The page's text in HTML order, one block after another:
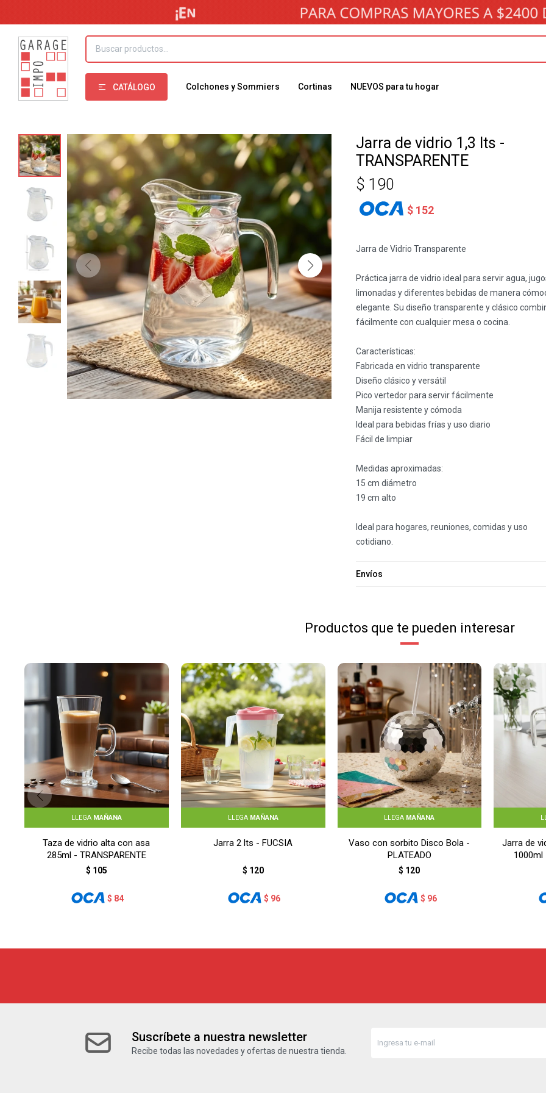
CATÁLOGO Colchones y Sommiers Cortinas NUEVOS para tu hogar
Jarra de vidrio 1,3 lts -
TRANSPARENTE
$ 190
$ 152
Jarra de Vidrio Transparente
Práctica jarra de vidrio ideal para servir agua,
limonadas y diferentes bebidas de manera
elegante. Su diseño transparente y clásico
fácilmente con cualquier mesa o cocina.
Características:
Fabricada en vidrio transparente
Diseño clásico y versátil
Pico vertedor para servir fácilmente
Manija resistente y cómoda
Ideal para bebidas frías y uso diario
Fácil de limpiar
Medidas aproximadas:
15 cm diámetro
19 cm alto
Ideal para hogares, reuniones, comidas y uso
cotidiano.
Envíos
Productos que te pueden interesar
LLEGA MAÑANA
Taza de vidrio alta con asa
285ml - TRANSPARENTE
$ 105
$ 84
LLEGA MAÑANA
Jarra 2 lts - FUCSIA
$ 120
$ 96
LLEGA MAÑANA
Vaso con sorbito Disco Bola -
PLATEADO
$ 120
$ 96
Jarra de
1000ml
Suscríbete a nuestra newsletter
Recibe todas las novedades y ofertas de nuestra tienda.